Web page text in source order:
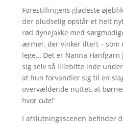
Forestillingens gladeste
der pludselig opstår et helt
rød dynejakke med
ærmer, der vinker iltert – som
lege… Det er Nanna Hanfgarn
sig selv så lillebitte inde
at hun forvandler sig til en
overvældende nuttet, at
hvor cute!’
I afslutningsscenen befinder